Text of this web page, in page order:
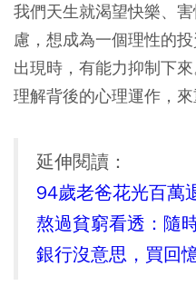
我們天生就渴望快樂、
慮，想成為一個理性的
出現時，有能力抑制下
理解背後的心理運作，來
延伸閱讀：
94歲老爸花光百萬
熬過貧窮看透：隨
銀行沒意思，買回